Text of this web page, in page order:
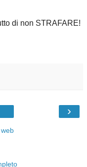
di non STRAFARE!
›